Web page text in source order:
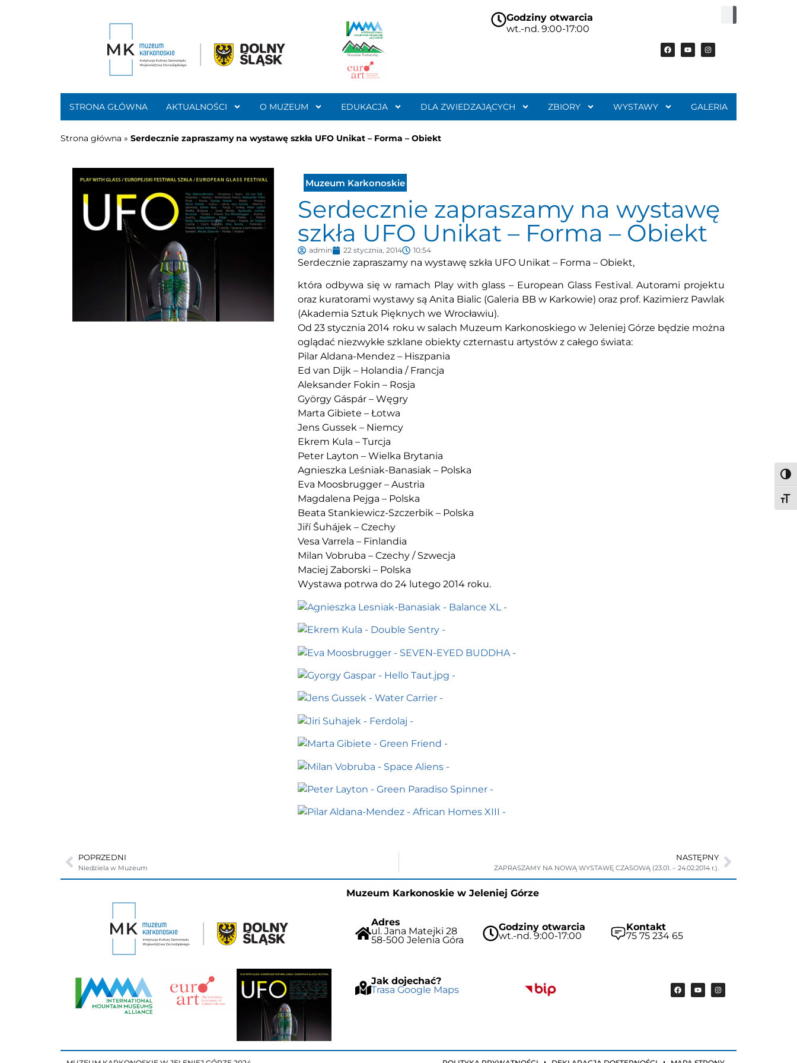
Godziny otwarcia
wt.-nd. 9:00-17:00
STRONA GŁÓWNA AKTUALNOŚCI O MUZEUM EDUKACJA DLA ZWIEDZAJĄCYCH ZBIORY WYSTAWY GALERIA
Strona główna » Serdecznie zapraszamy na wystawę szkła UFO Unikat – Forma – Obiekt
Muzeum Karkonoskie
Serdecznie zapraszamy na wystawę
szkła UFO Unikat – Forma – Obiekt
admin 22 stycznia, 2014 10:54
Serdecznie zapraszamy na wystawę szkła UFO Unikat – Forma – Obiekt,
która odbywa się w ramach Play with glass – European Glass Festival. Autorami projektu
oraz kuratorami wystawy są Anita Bialic (Galeria BB w Karkowie) oraz prof. Kazimierz Pawlak
(Akademia Sztuk Pięknych we Wrocławiu).
Od 23 stycznia 2014 roku w salach Muzeum Karkonoskiego w Jeleniej Górze będzie można
oglądać niezwykłe szklane obiekty czternastu artystów z całego świata:
Pilar Aldana-Mendez – Hiszpania
Ed van Dijk – Holandia / Francja
Aleksander Fokin – Rosja
György Gáspár – Węgry
Marta Gibiete – Łotwa
Jens Gussek – Niemcy
Ekrem Kula – Turcja
Peter Layton – Wielka Brytania
Agnieszka Leśniak-Banasiak – Polska
Eva Moosbrugger – Austria
Magdalena Pejga – Polska
Beata Stankiewicz-Szczerbik – Polska
Jiří Šuhájek – Czechy
Vesa Varrela – Finlandia
Milan Vobruba – Czechy / Szwecja
Maciej Zaborski – Polska
Wystawa potrwa do 24 lutego 2014 roku.
POPRZEDNI
Niedziela w Muzeum
NASTĘPNY
ZAPRASZAMY NA NOWĄ WYSTAWĘ CZASOWĄ (23.01. – 24.02.2014 r.).
Muzeum Karkonoskie w Jeleniej Górze
Adres
ul. Jana Matejki 28
58-500 Jelenia Góra
Godziny otwarcia
wt.-nd. 9:00-17:00
Kontakt
75 75 234 65
Jak dojechać?
Trasa Google Maps